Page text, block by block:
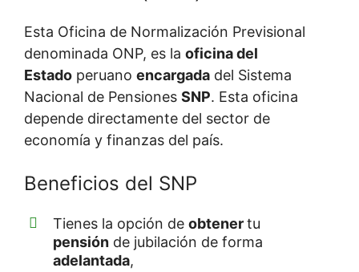
Esta Oficina de Normalización Previsional
denominada ONP, es la oficina del
Estado peruano encargada del Sistema
Nacional de Pensiones SNP. Esta oficina
depende directamente del sector de
economía y finanzas del país.
Beneficios del SNP
Tienes la opción de obtenertu
pensión de jubilación de forma
adelantada,